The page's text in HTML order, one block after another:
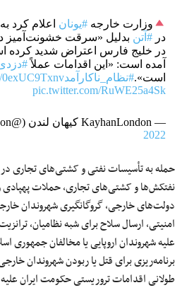
وزارت خارجه#یونان اعلام کرد
در #آتن بدلیل «سرقت خشونت‌آمیز
در خلیج فارس اعتراض شدید کرده
آمده است: «این اقدامات عملاً
است».#نظام_ناکارآمد0exUC9Txnv
pic.twitter.com/RuWE25a4Sk
— KayhanLondon کیهان لندن (@KayhanLondon)
2022
حمله به تأسیسات نفتی و کشتی‌های تجاری
نفتکش‌ها و کشتی‌های تجاری، حملات پهپادی
دولت‌های خارجی، گروگانگیری شهروندان
امنیتی، ارسال سلاح برای شبه نظامیان،
علیه شهروندان اروپایی یا مخالفان جمهوری
برنامه‌ریزی برای قتل یا ربودن شهروندان
طولانی اقدامات تروریستی حکومت ایران